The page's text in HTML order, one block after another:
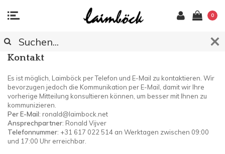
0
KONTAKT
Kontakt
Es ist möglich, Laimböck per Telefon und E-Mail zu kontaktieren. Wir
bevorzugen jedoch die Kommunikation per E-Mail, damit wir Ihre
vorherige Mitteilung konsultieren können, um besser mit Ihnen zu
kommunizieren.
Per E-Mail: ronald@laimbock.net
Ansprechpartner: Ronald Vijver
Telefonnummer: +31 617 022 514 an Werktagen zwischen 09:00
und 17:00 Uhr erreichbar.